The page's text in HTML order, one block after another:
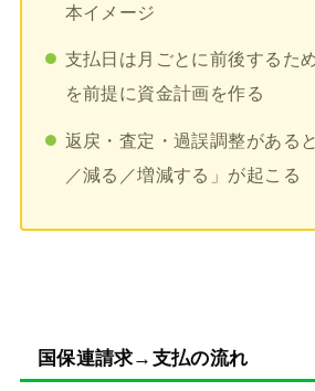
本イメージ
支払日は月ごとに前後するた
を前提に資金計画を作る
返戻・査定・過誤調整がある
／減る／増減する」が起こる
国保連請求→支払の流れ